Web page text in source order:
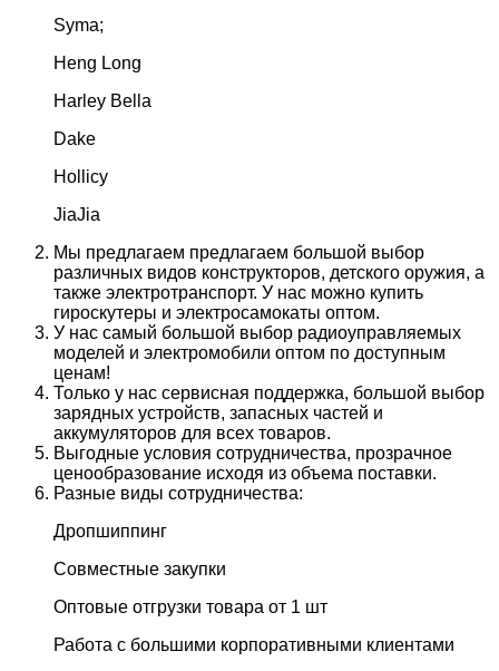
Syma;
Heng Long
Harley Bella
Dake
Hollicy
JiaJia
Мы предлагаем предлагаем большой выбор
различных видов конструкторов, детского оружия, а
также электротранспорт. У нас можно купить
гироскутеры и электросамокаты оптом.
У нас самый большой выбор радиоуправляемых
моделей и электромобили оптом по доступным
ценам!
Только у нас сервисная поддержка, большой выбор
зарядных устройств, запасных частей и
аккумуляторов для всех товаров.
Выгодные условия сотрудничества, прозрачное
ценообразование исходя из объема поставки.
Разные виды сотрудничества:
Дропшиппинг
Совместные закупки
Оптовые отгрузки товара от 1 шт
Работа с большими корпоративными клиентами